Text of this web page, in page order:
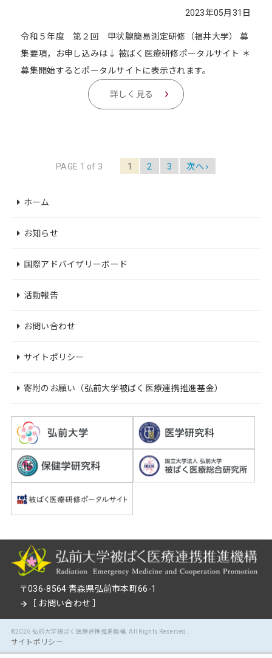
2023年05月31日
令和５年度 第２回 甲状腺簡易測定研修（福井大学） 募
集要項，お申し込みは↓ 被ばく医療研修ポータルサイト ＊
募集開始するとポータルサイトに表示されます。
詳しく見る
PAGE 1 of 3 1 2 3 次へ ›
ホーム
お知らせ
国際アドバイザリーボード
活動報告
お問い合わせ
サイトポリシー
寄附のお願い（弘前大学被ばく医療連携推進基金）
〒036-8564 青森県弘前市本町66-1
お問い合わせ
©2026 弘前大学被ばく医療連携推進機構. All Rights Reserved.
サイトポリシー